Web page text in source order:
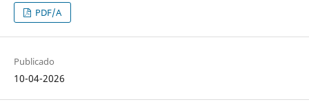
PDF/A
Publicado
10-04-2026